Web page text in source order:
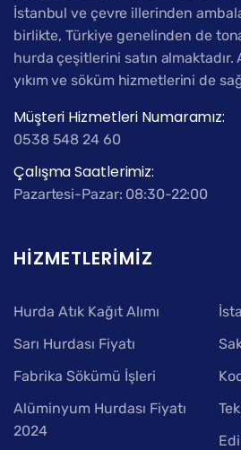
İstanbul ve çevre illerinden
birlikte, Türkiye genelinden de
hurda çeşitlerini satın almaktadır.
yıkım ve söküm hizmetlerini de
Müşteri Hizmetleri Numaramız:
0538 548 24 60
Çalışma Saatlerimiz:
Pazartesi-Pazar: 08:30-22:00
HIZMETLERIMIZ
Hurda Atık Kağıt Alımı
Sarı Hurdası Fiyatı
Fabrika Sökümü İşleri
Alüminyum Hurdası Fiyatı
2024